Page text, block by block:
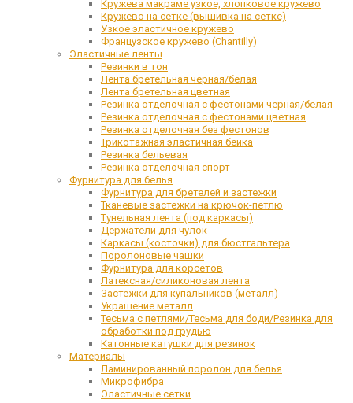
Кружева макраме узкое, хлопковое кружево
Кружево на сетке (вышивка на сетке)
Узкое эластичное кружево
Французское кружево (Chantilly)
Эластичные ленты
Резинки в тон
Лента бретельная черная/белая
Лента бретельная цветная
Резинка отделочная с фестонами черная/белая
Резинка отделочная с фестонами цветная
Резинка отделочная без фестонов
Трикотажная эластичная бейка
Резинка бельевая
Резинка отделочная спорт
Фурнитура для белья
Фурнитура для бретелей и застежки
Тканевые застежки на крючок-петлю
Тунельная лента (под каркасы)
Держатели для чулок
Каркасы (косточки) для бюстгальтера
Поролоновые чашки
Фурнитура для корсетов
Латексная/силиконовая лента
Застежки для купальников (металл)
Украшение металл
Тесьма с петлями/Тесьма для боди/Резинка для
обработки под грудью
Катонные катушки для резинок
Материалы
Ламинированный поролон для белья
Микрофибра
Эластичные сетки